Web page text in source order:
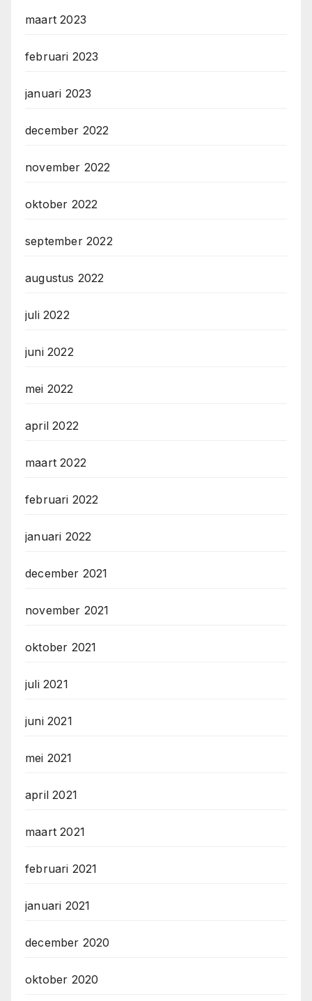
maart 2023
februari 2023
januari 2023
december 2022
november 2022
oktober 2022
september 2022
augustus 2022
juli 2022
juni 2022
mei 2022
april 2022
maart 2022
februari 2022
januari 2022
december 2021
november 2021
oktober 2021
juli 2021
juni 2021
mei 2021
april 2021
maart 2021
februari 2021
januari 2021
december 2020
oktober 2020